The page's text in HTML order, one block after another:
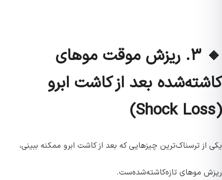
🔸 ۳. ریزش موقت موهای
کاشته‌شده بعد از کاشت ابرو
(Shock Loss)
یکی از ترسناک‌ترین چیزهایی که بعد از کاشت ابرو ممکنه ببینی،
ریزش موهای تازه‌کاشته‌شده‌ست.